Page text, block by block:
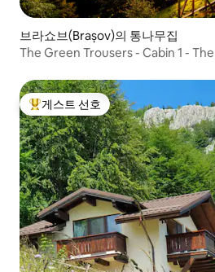
브라쇼브(Brașov)의 통나무집
The Green Trousers - Cabin 1 -
상위 게스트 선호
게스트 선호